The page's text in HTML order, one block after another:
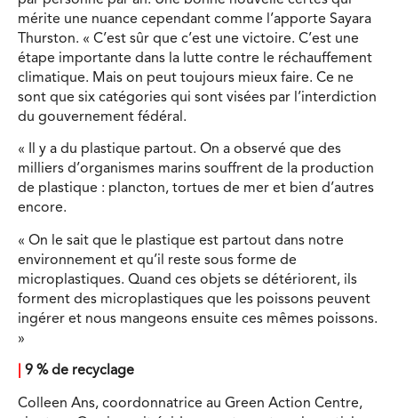
mérite une nuance cependant comme l’apporte Sayara
Thurston. « C’est sûr que c’est une victoire. C’est une
étape importante dans la lutte contre le réchauffement
climatique. Mais on peut toujours mieux faire. Ce ne
sont que six catégories qui sont visées par l’interdiction
du gouvernement fédéral.
« Il y a du plastique partout. On a observé que des
milliers d’organismes marins souffrent de la production
de plastique : plancton, tortues de mer et bien d’autres
encore.
« On le sait que le plastique est partout dans notre
environnement et qu’il reste sous forme de
microplastiques. Quand ces objets se détériorent, ils
forment des microplastiques que les poissons peuvent
ingérer et nous mangeons ensuite ces mêmes poissons.
»
9 % de recyclage
Colleen Ans, coordonnatrice au Green Action Centre,